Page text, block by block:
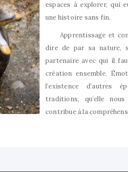
espaces à explorer, qui
une histoire sans fin.
Apprentissage et
dire de par sa nature,
partenaire avec qui il
création ensemble.
l’existence d’autres
traditions, qu’elle
contribue à la